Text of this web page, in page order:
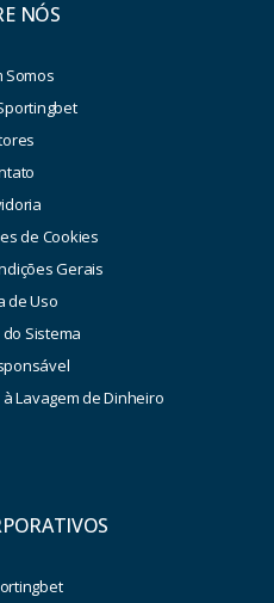
NÓS
Somos
de Cookies
Gerais
de Uso
Sistema
Lavagem de Dinheiro